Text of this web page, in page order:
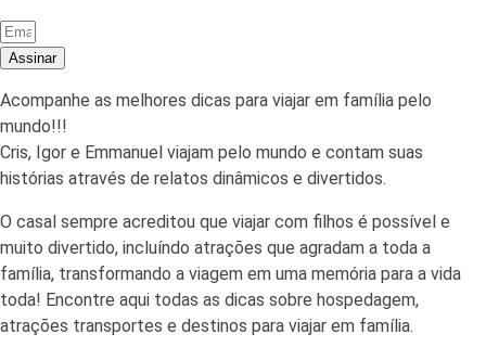
Assinar
Acompanhe as melhores dicas para viajar em família pelo
mundo!!!
Cris, Igor e Emmanuel viajam pelo mundo e contam suas
histórias através de relatos dinâmicos e divertidos.
O casal sempre acreditou que viajar com filhos é possível e
muito divertido, incluíndo atrações que agradam a toda a
família, transformando a viagem em uma memória para a vida
toda! Encontre aqui todas as dicas sobre hospedagem,
atrações transportes e destinos para viajar em família.